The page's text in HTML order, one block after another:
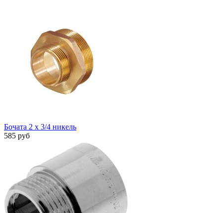
Бочата 2 х 3/4 никель
585 руб